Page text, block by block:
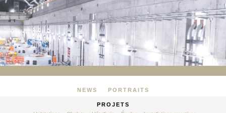
NEWS PORTRAITS
PROJETS